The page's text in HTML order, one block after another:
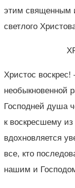
этим священным
светлого
Христос
необыкновенной
Господней душа
к воскресшему
вдохновляется
все, кто
нашим и